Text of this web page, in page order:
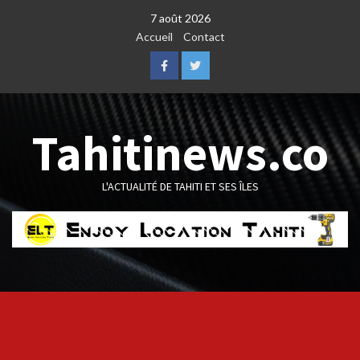
7 août 2026
Accueil
Contact
FacebookTwitter
Tahitinews.co
L'ACTUALITÉ DE TAHITI ET SES ÎLES